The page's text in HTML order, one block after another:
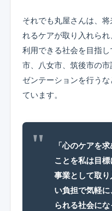
それでも丸屋さんは、
れるケアが取り入れら
利用できる社会を目指
市、八女市、筑後市の
ゼンテーションを行う
ています。
「心のケアを
ことを私は目
事業として取
い負担で気軽
られる社会に